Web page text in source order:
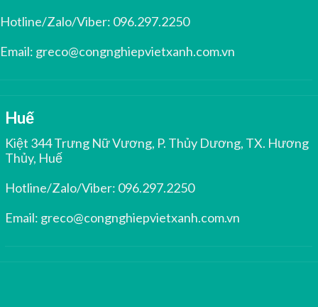
Hotline/Zalo/Viber: 096.297.2250
Email: greco@congnghiepvietxanh.com.vn
Huế
Kiệt 344 Trưng Nữ Vương, P. Thủy Dương, TX. Hương
Thủy, Huế
Hotline/Zalo/Viber: 096.297.2250
Email: greco@congnghiepvietxanh.com.vn